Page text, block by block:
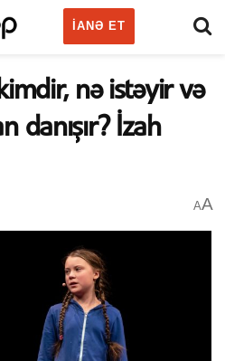
IANƏ ET
nə istəyir və
danışır? İzah
AA